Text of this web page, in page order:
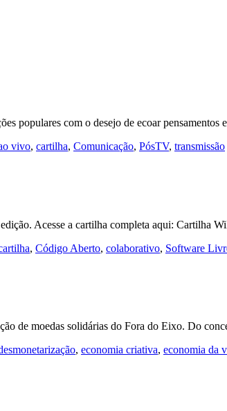
populares com o desejo de ecoar
vivo, cartilha, Comunicação, PósTV, transmissão
Acesse a cartilha completa aqui: Cartilha
, Código Aberto, colaborativo, Software
de moedas solidárias do Fora do Eixo. Do
, economia criativa, economia da